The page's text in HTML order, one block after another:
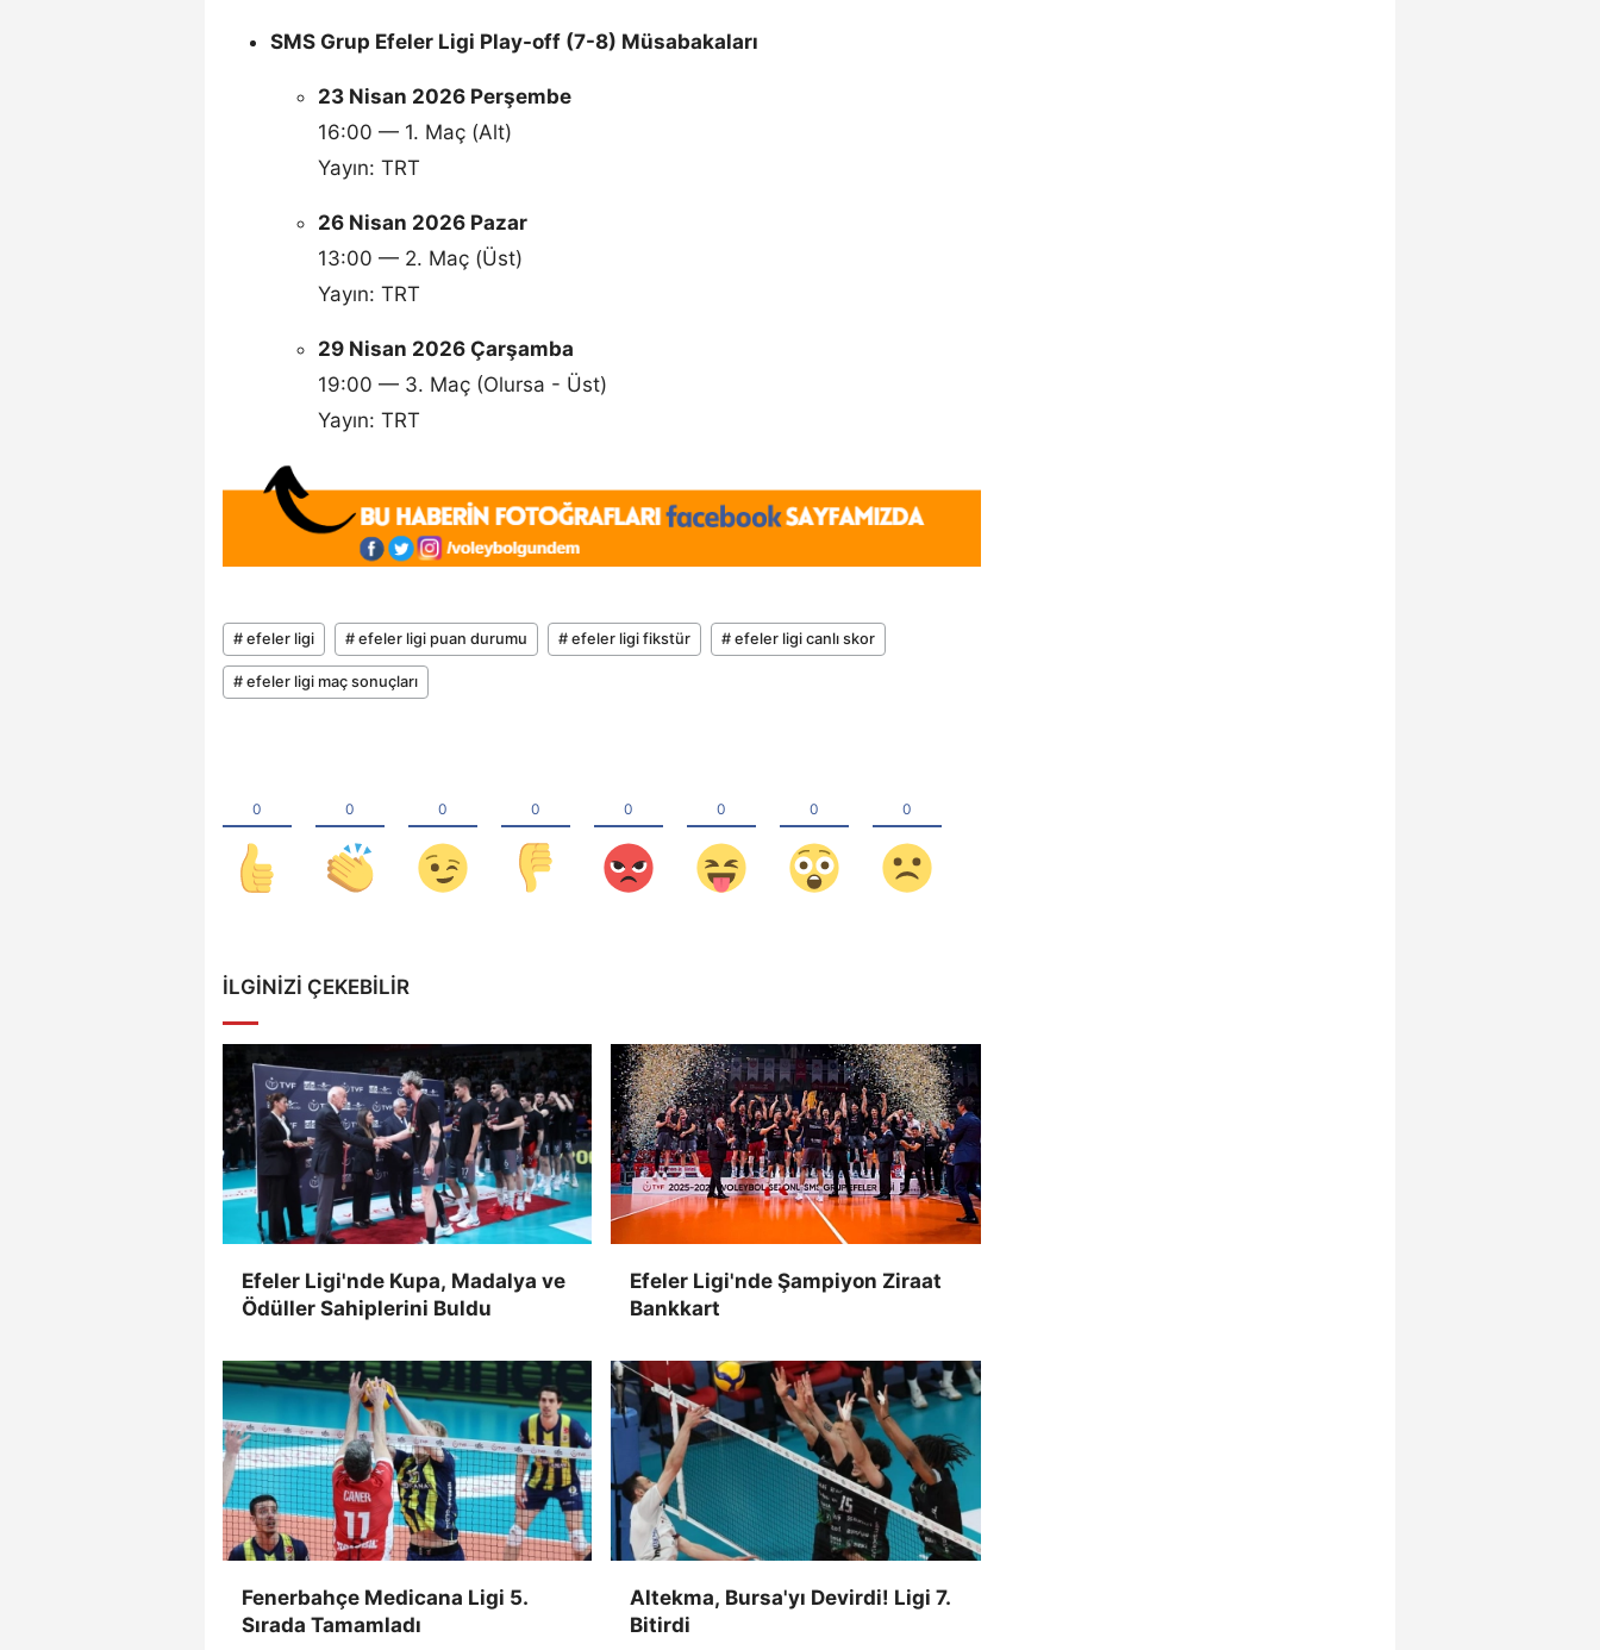
SMS Grup Efeler Ligi Play-off (7-8) Müsabakaları
23 Nisan 2026 Perşembe
16:00 — 1. Maç (Alt)
Yayın: TRT
26 Nisan 2026 Pazar
13:00 — 2. Maç (Üst)
Yayın: TRT
29 Nisan 2026 Çarşamba
19:00 — 3. Maç (Olursa - Üst)
Yayın: TRT
# efeler ligi # efeler ligi puan durumu # efeler ligi fikstür # efeler ligi canlı skor
# efeler ligi maç sonuçları
İLGINIZI ÇEKEBILIR
Efeler Ligi'nde Kupa, Madalya ve
Ödüller Sahiplerini Buldu
Efeler Ligi'nde Şampiyon Ziraat
Bankkart
Fenerbahçe Medicana Ligi 5.
Sırada Tamamladı
Altekma, Bursa'yı Devirdi! Ligi 7.
Bitirdi